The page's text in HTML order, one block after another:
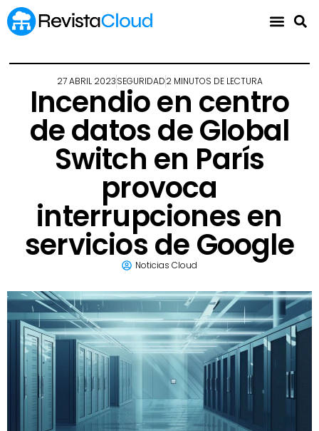
27 ABRIL 2023SEGURIDAD2 MINUTOS DE LECTURA
Incendio en centro
de datos de Global
Switch en París
provoca
interrupciones en
servicios de Google
Noticias Cloud